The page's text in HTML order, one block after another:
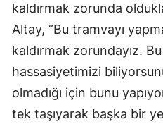
kaldırmak zorunda
Altay, “Bu tramvayı
kaldırmak zorundayız.
hassasiyetimizi
olmadığı için bunu
tek taşıyarak başka bir